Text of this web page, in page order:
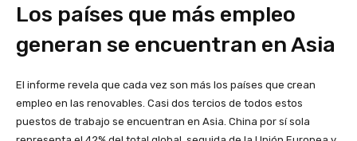
Los países que más empleo
generan se encuentran en Asia
El informe revela que cada vez son más los países que crean
empleo en las renovables. Casi dos tercios de todos estos
puestos de trabajo se encuentran en Asia. China por sí sola